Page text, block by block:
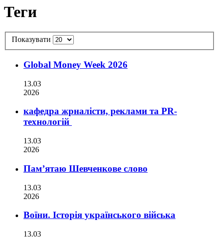
Теги
Показувати
Global Money Week 2026
13.03
2026
кафедра жрналісти, реклами та PR-
технологій
13.03
2026
Пам’ятаю Шевченкове слово
13.03
2026
Воїни. Історія українського війська
13.03